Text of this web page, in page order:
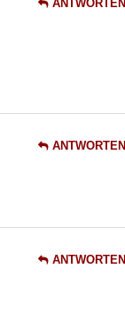
ANTWORTEN
ANTWORTEN
ANTWORTEN